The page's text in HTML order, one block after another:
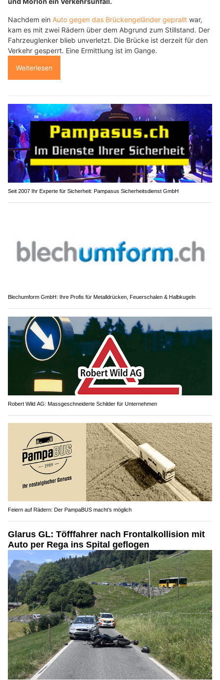
Nachdem ein Auto gegen das Brückengeländer geprallt war,
kam es mit zwei Rädern über dem Abgrund zum Stillstand. Der
Fahrzeuglenker blieb unverletzt. Die Brücke ist derzeit für den
Verkehr gesperrt. Eine Ermittlung ist im Gange.
Weiterlesen
Seit 2007 Ihr Experte für Sicherheit: Pampasus Sicherheitsdienst GmbH
Blechumform GmbH: Ihre Profis für Metalldrücken, Feuerschalen & Halbkugeln
Robert Wild AG: Massgeschneiderte Schilder für Unternehmen
Feiern auf Rädern: Der PampaBUS macht’s möglich
Glarus GL: Töfffahrer nach Frontalkollision mit
Auto per Rega ins Spital geflogen